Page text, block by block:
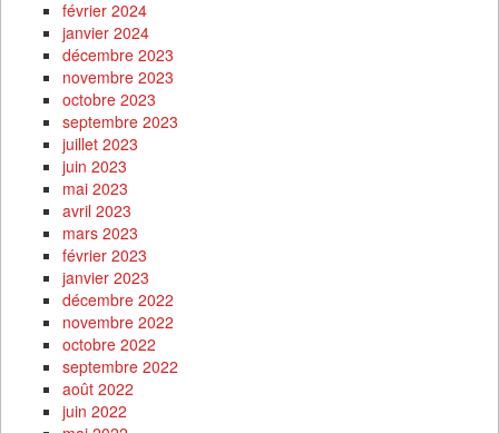
février 2024
janvier 2024
décembre 2023
novembre 2023
octobre 2023
septembre 2023
juillet 2023
juin 2023
mai 2023
avril 2023
mars 2023
février 2023
janvier 2023
décembre 2022
novembre 2022
octobre 2022
septembre 2022
août 2022
juin 2022